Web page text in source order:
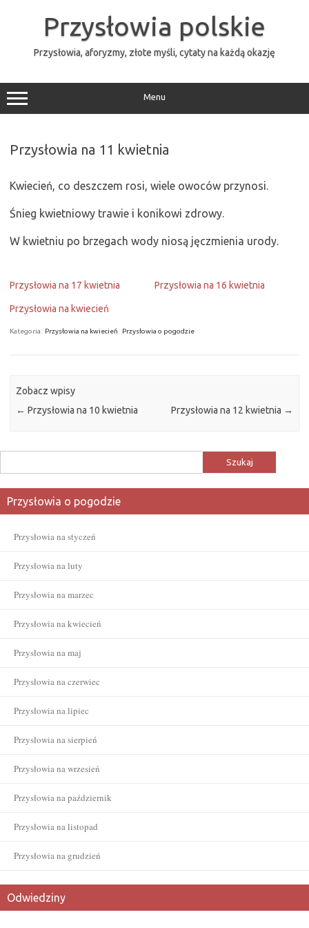
Przysłowia polskie
Przysłowia, aforyzmy, złote myśli, cytaty na każdą okazję
Menu
Przysłowia na 11 kwietnia
Kwiecień, co deszczem rosi, wiele owoców przynosi.
Śnieg kwietniowy trawie i konikowi zdrowy.
W kwietniu po brzegach wody niosą jęczmienia urody.
Przysłowia na 17 kwietnia Przysłowia na 16 kwietnia
Przysłowia na kwiecień
Kategoria: Przysłowia na kwiecień Przysłowia o pogodzie
Zobacz wpisy
← Przysłowia na 10 kwietnia Przysłowia na 12 kwietnia →
Przysłowia o pogodzie
Przysłowia na styczeń
Przysłowia na luty
Przysłowia na marzec
Przysłowia na kwiecień
Przysłowia na maj
Przysłowia na czerwiec
Przysłowia na lipiec
Przysłowia na sierpień
Przysłowia na wrzesień
Przysłowia na październik
Przysłowia na listopad
Przysłowia na grudzień
Odwiedziny